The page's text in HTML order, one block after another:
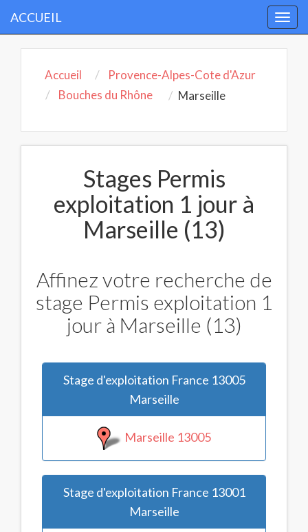
ACCUEIL
Accueil
Provence-Alpes-Cote d'Azur
Bouches du Rhône
Marseille
Stages Permis
exploitation 1 jour à
Marseille (13)
Affinez votre recherche de
stage Permis exploitation 1
jour à Marseille (13)
Stage d'exploitation France 13005
Marseille
Marseille 13005
Stage d'exploitation France 13001
Marseille